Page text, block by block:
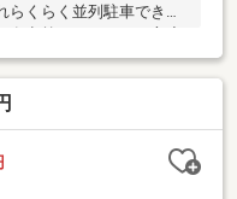
くらく並列駐車できま
珂インターまで約１．
方には無料で建築プラ
わせください！◆市街化
はご自由にご見学くだ
店舗にて伺います◆那珂